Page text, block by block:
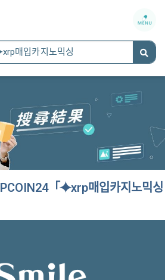
「⯌xrp매입카지노믹싱